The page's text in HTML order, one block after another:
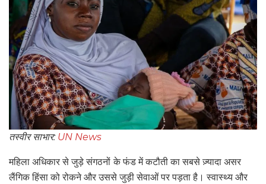
तस्वीर साभार: UN News
महिला अधिकार से जुड़े संगठनों के फंड में कटौती का सबसे ज़्यादा असर
लैंगिक हिंसा को रोकने और उससे जुड़ी सेवाओं पर पड़ता है। स्वास्थ्य और